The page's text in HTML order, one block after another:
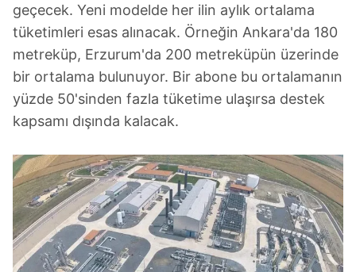
geçecek. Yeni modelde her ilin aylık ortalama
tüketimleri esas alınacak. Örneğin Ankara'da 180
metreküp, Erzurum'da 200 metreküpün üzerinde
bir ortalama bulunuyor. Bir abone bu ortalamanın
yüzde 50'sinden fazla tüketime ulaşırsa destek
kapsamı dışında kalacak.